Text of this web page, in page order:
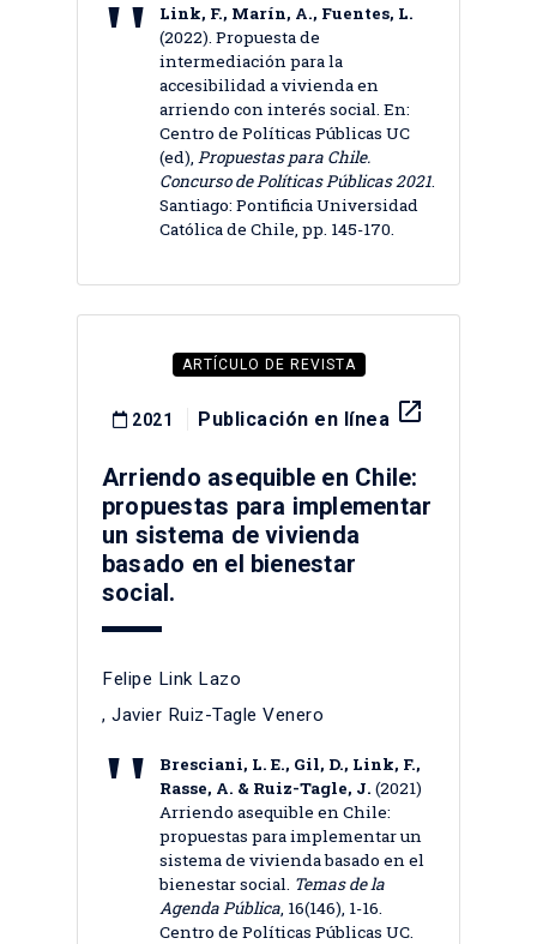
Link, F., Marín, A., Fuentes, L.
(2022). Propuesta de
intermediación para la
accesibilidad a vivienda en
arriendo con interés social. En:
Centro de Políticas Públicas UC
(ed), Propuestas para Chile.
Concurso de Políticas Públicas 2021.
Santiago: Pontificia Universidad
Católica de Chile, pp. 145-170.
ARTÍCULO DE REVISTA
2021 Publicación en línea launch
Arriendo asequible en Chile:
propuestas para implementar
un sistema de vivienda
basado en el bienestar
social.
Felipe Link Lazo
, Javier Ruiz-Tagle Venero
Bresciani, L. E., Gil, D., Link, F.,
Rasse, A. & Ruiz-Tagle, J. (2021)
Arriendo asequible en Chile:
propuestas para implementar un
sistema de vivienda basado en el
bienestar social. Temas de la
Agenda Pública, 16(146), 1-16.
Centro de Políticas Públicas UC.